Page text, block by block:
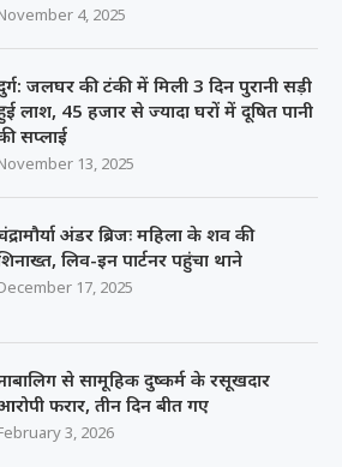
4, 2025
जलघर की टंकी में मिली 3 दिन पुरानी सड़ी
लाश, 45 हजार से ज्यादा घरों में दूषित पानी
सप्लाई
13, 2025
अंडर ब्रिजः महिला के शव की
लिव-इन पार्टनर पहुंचा थाने
17, 2025
से सामूहिक दुष्कर्म के रसूखदार
फरार, तीन दिन बीत गए
3, 2026